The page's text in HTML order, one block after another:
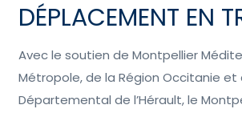
DÉPLACEMENT EN
Avec le soutien de Montpellier
Métropole, de la Région Occitanie et
Départemental de l’Hérault, le